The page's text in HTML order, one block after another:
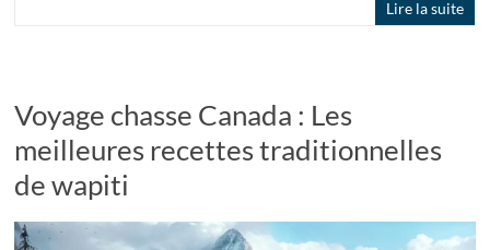
Lire la suite
Voyage chasse Canada : Les
meilleures recettes traditionnelles
de wapiti